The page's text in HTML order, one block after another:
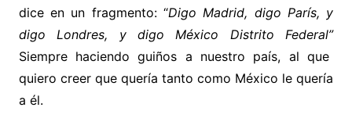
dice en un fragmento: “Digo Madrid, digo París, y
digo Londres, y digo México Distrito Federal”
Siempre haciendo guiños a nuestro país, al que
quiero creer que quería tanto como México le quería
a él.